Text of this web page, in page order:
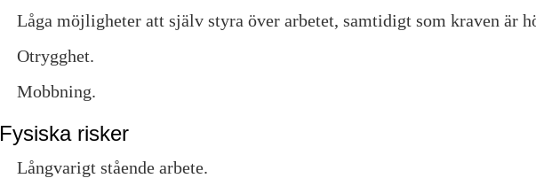
Låga möjligheter att själv styra över arbetet, samtidigt som kraven är
Otrygghet.
Mobbning.
Fysiska risker
Långvarigt stående arbete.